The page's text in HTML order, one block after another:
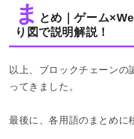
ま とめ｜ゲーム
り図で説明解説！
以上、ブロックチェーン
ってきました。
最後に、各用語のまとめに